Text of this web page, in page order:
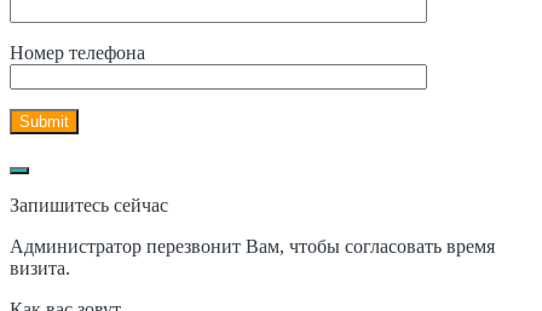
Номер телефона
Запишитесь сейчас
Администратор перезвонит Вам, чтобы согласовать время
визита.